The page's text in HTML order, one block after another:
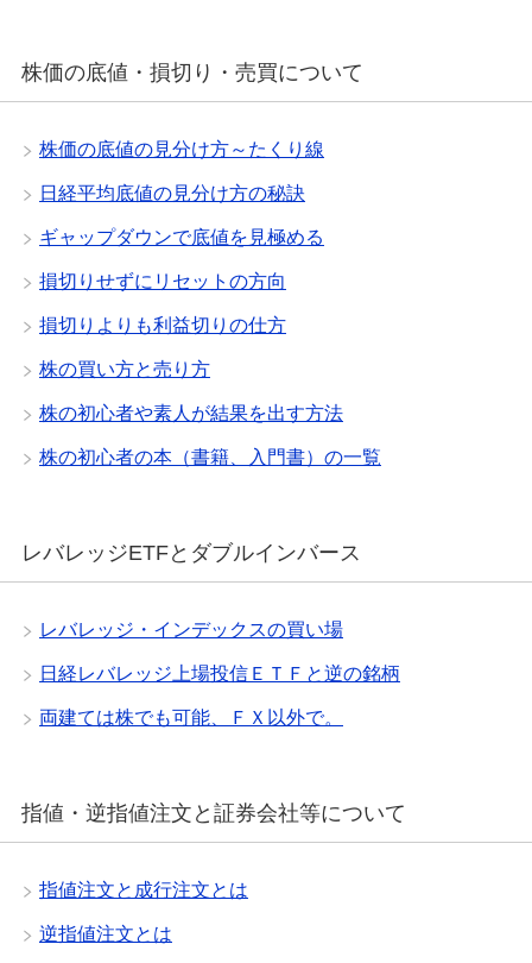
株価の底値・損切り・売買について
株価の底値の見分け方～たくり線
日経平均底値の見分け方の秘訣
ギャップダウンで底値を見極める
損切りせずにリセットの方向
損切りよりも利益切りの仕方
株の買い方と売り方
株の初心者や素人が結果を出す方法
株の初心者の本（書籍、入門書）の一覧
レバレッジETFとダブルインバース
レバレッジ・インデックスの買い場
日経レバレッジ上場投信ＥＴＦと逆の銘柄
両建ては株でも可能、ＦＸ以外で。
指値・逆指値注文と証券会社等について
指値注文と成行注文とは
逆指値注文とは